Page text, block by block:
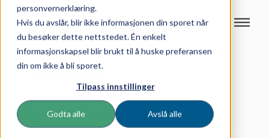
personvernerklæring.
Hvis du avslår, blir ikke informasjonen din sporet når
du besøker dette nettstedet. Én enkelt
informasjonskapsel blir brukt til å huske preferansen
din om ikke å bli sporet.
Tilpass innstillinger
Godta alle Avslå alle
Skyter botox mot